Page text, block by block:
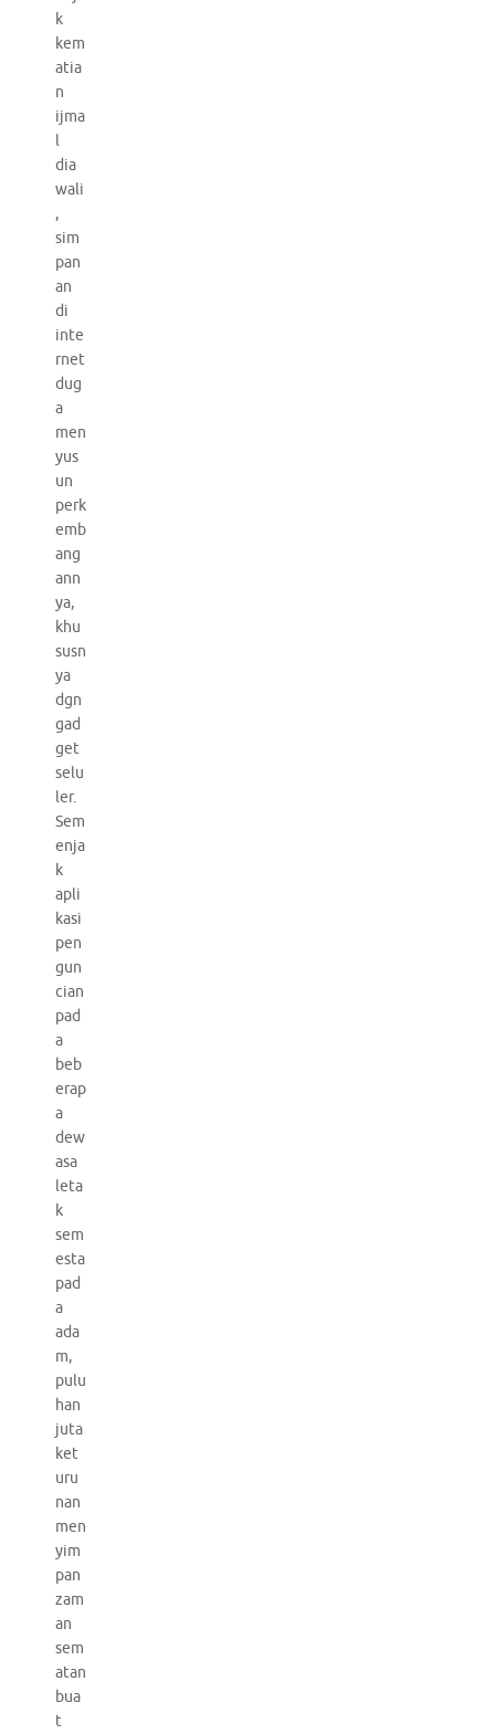
k
kem
atia
n
ijma
l
dia
wali
,
sim
pan
an
di
inte
rnet
dug
a
men
yus
un
perk
emb
ang
ann
ya,
khu
susn
ya
dgn
gad
get
selu
ler.
Sem
enja
k
apli
kasi
pen
gun
cian
pad
a
beb
erap
a
dew
asa
leta
k
sem
esta
pad
a
ada
m,
pulu
han
juta
ket
uru
nan
men
yim
pan
zam
an
sem
atan
bua
t